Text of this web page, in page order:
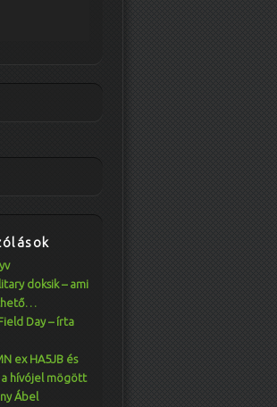
doksik – ami
Day – írta
ex HA5JB és
hívójel mögött
Ábel